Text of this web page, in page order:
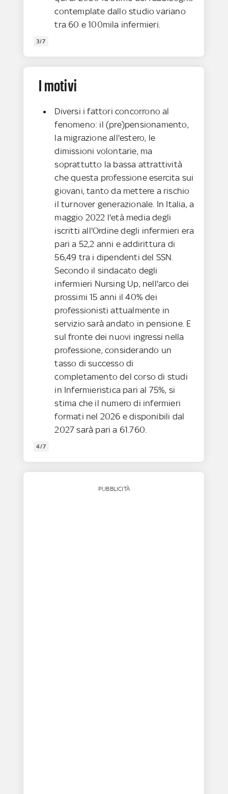
contemplate dallo studio variano
tra 60 e 100mila infermieri.
3/7
I motivi
Diversi i fattori concorrono al
fenomeno: il (pre)pensionamento,
la migrazione all'estero, le
dimissioni volontarie, ma
soprattutto la bassa attrattività
che questa professione esercita sui
giovani, tanto da mettere a rischio
il turnover generazionale. In Italia, a
maggio 2022 l'età media degli
iscritti all'Ordine degli infermieri era
pari a 52,2 anni e addirittura di
56,49 tra i dipendenti del SSN.
Secondo il sindacato degli
infermieri Nursing Up, nell'arco dei
prossimi 15 anni il 40% dei
professionisti attualmente in
servizio sarà andato in pensione. E
sul fronte dei nuovi ingressi nella
professione, considerando un
tasso di successo di
completamento del corso di studi
in Infermieristica pari al 75%, si
stima che il numero di infermieri
formati nel 2026 e disponibili dal
2027 sarà pari a 61.760.
4/7
PUBBLICITÀ